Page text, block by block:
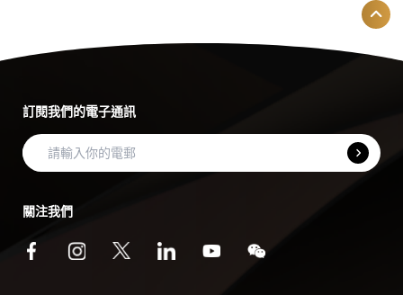
訂閱我們的電子通訊
關注我們